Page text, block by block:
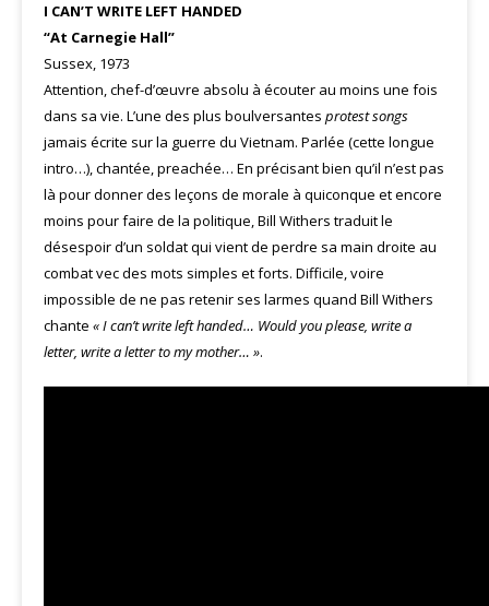
I CAN’T WRITE LEFT HANDED
“At Carnegie Hall”
Sussex, 1973
Attention, chef-d’œuvre absolu à écouter au moins une fois
dans sa vie. L’une des plus boulversantes protest songs
jamais écrite sur la guerre du Vietnam. Parlée (cette longue
intro…), chantée, preachée… En précisant bien qu’il n’est pas
là pour donner des leçons de morale à quiconque et encore
moins pour faire de la politique, Bill Withers traduit le
désespoir d’un soldat qui vient de perdre sa main droite au
combat vec des mots simples et forts. Difficile, voire
impossible de ne pas retenir ses larmes quand Bill Withers
chante « I can’t write left handed… Would you please, write a
letter, write a letter to my mother… ».